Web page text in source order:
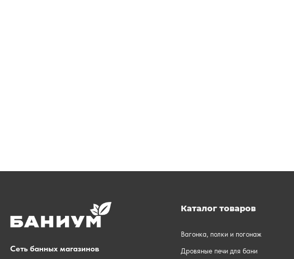
Сеть банных магазинов
Каталог товаров
Вагонка, полки и погонаж
Дровяные печи для бани